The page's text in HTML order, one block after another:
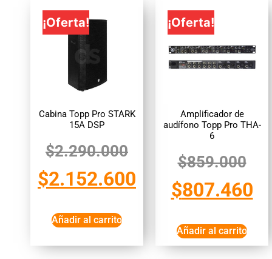
¡Oferta!
Cabina Topp Pro STARK
15A DSP
$2.290.000
$2.152.600
Añadir al carrito
¡Oferta!
Amplificador de
audífono Topp Pro THA-
6
$859.000
$807.460
Añadir al carrito